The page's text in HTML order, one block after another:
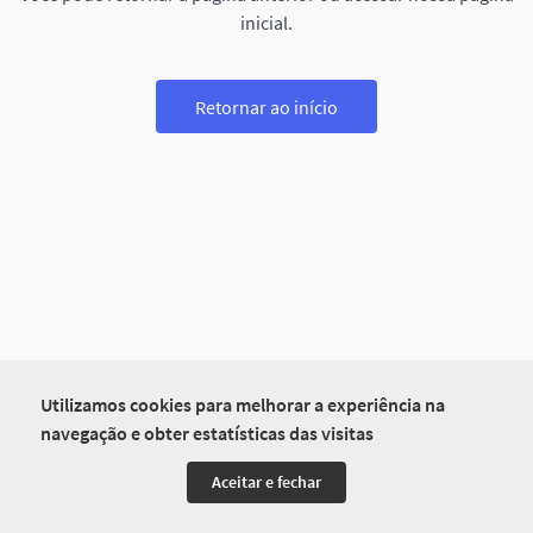
Utilizamos cookies para melhorar a experiência na
navegação e obter estatísticas das visitas
Aceitar e fechar
inicial.
Retornar ao início